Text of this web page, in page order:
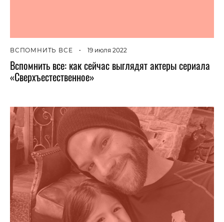
ВСПОМНИТЬ ВСЕ • 19 июля 2022
Вспомнить все: как сейчас выглядят актеры сериала
«Сверхъестественное»